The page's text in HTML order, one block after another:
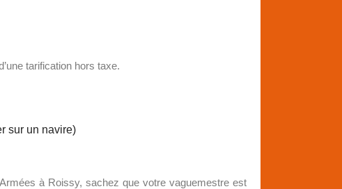
tarification hors taxe.
sur un navire)
à Roissy, sachez que votre vaguemestre est